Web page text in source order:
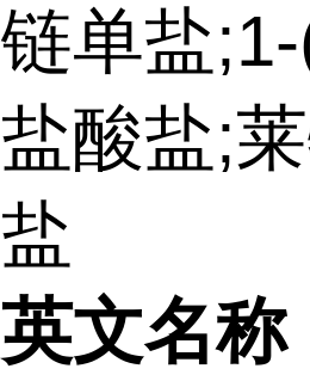
链单盐
盐酸盐;
盐
英文名称